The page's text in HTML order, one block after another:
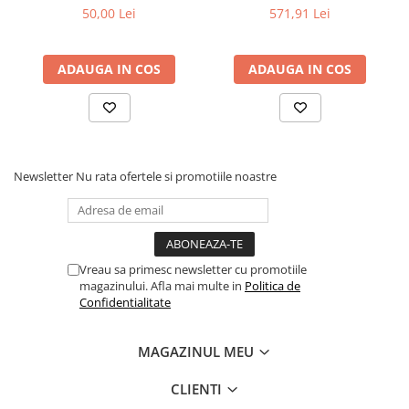
Carti pentru copii
Literatura Romana
Poezie
Carte Prescolara, Joc
Descopera lumea
Descopera si invata
50,00 Lei
ADAUGA IN COS
571,91 Lei
ADAUGA IN COS
Newsletter Nu rata ofertele si promotiile noastre
Vreau sa primesc newsletter cu promotiile
magazinului. Afla mai multe in Politica de
Confidentialitate
MAGAZINUL MEU
CLIENTI